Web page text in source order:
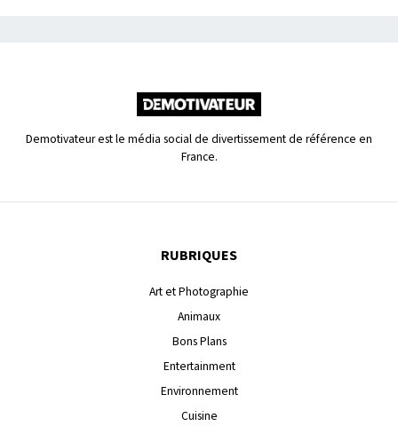
Demotivateur est le média social de divertissement de référence en
France.
RUBRIQUES
Art et Photographie
Animaux
Bons Plans
Entertainment
Environnement
Cuisine